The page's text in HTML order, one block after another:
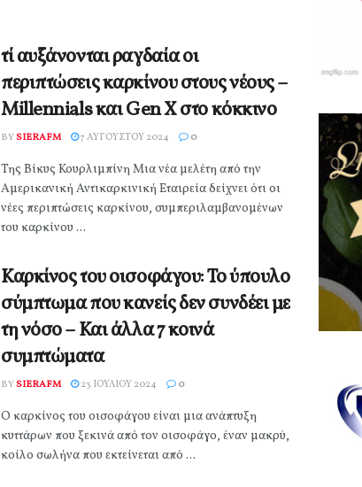
τί αυξάνονται ραγδαία οι
περιπτώσεις καρκίνου στους νέους –
Millennials και Gen X στο κόκκινο
BYSIERAFM 7 ΑΥΓΟΎΣΤΟΥ 2024 0
Της Βίκυς Κουρλιμπίνη Μια νέα μελέτη από την
Αμερικανική Αντικαρκινική Εταιρεία δείχνει ότι οι
νέες περιπτώσεις καρκίνου, συμπεριλαμβανομένων
του καρκίνου ...
Καρκίνος του οισοφάγου: Το ύπουλο
σύμπτωμα που κανείς δεν συνδέει με
τη νόσο – Και άλλα 7 κοινά
συμπτώματα
BYSIERAFM 23 ΙΟΥΛΊΟΥ 2024 0
Ο καρκίνος του οισοφάγου είναι μια ανάπτυξη
κυττάρων που ξεκινά από τον οισοφάγο, έναν μακρύ,
κοίλο σωλήνα που εκτείνεται από ...